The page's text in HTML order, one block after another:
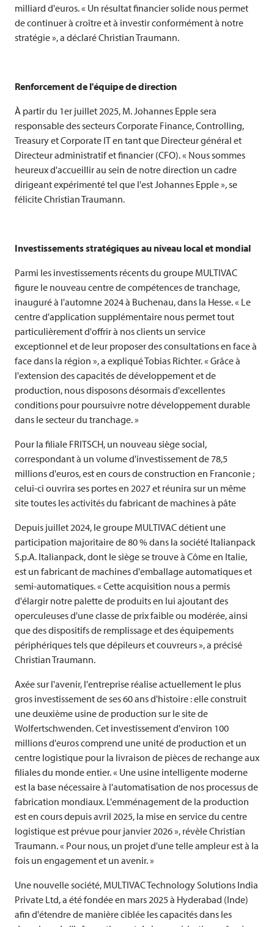
milliard d'euros. « Un résultat financier solide nous permet
de continuer à croître et à investir conformément à notre
stratégie », a déclaré Christian Traumann.
Renforcement de l'équipe de direction
À partir du 1er juillet 2025, M. Johannes Epple sera
responsable des secteurs Corporate Finance, Controlling,
Treasury et Corporate IT en tant que Directeur général et
Directeur administratif et financier (CFO). « Nous sommes
heureux d'accueillir au sein de notre direction un cadre
dirigeant expérimenté tel que l'est Johannes Epple », se
félicite Christian Traumann.
Investissements stratégiques au niveau local et mondial
Parmi les investissements récents du groupe MULTIVAC
figure le nouveau centre de compétences de tranchage,
inauguré à l'automne 2024 à Buchenau, dans la Hesse. « Le
centre d'application supplémentaire nous permet tout
particulièrement d'offrir à nos clients un service
exceptionnel et de leur proposer des consultations en face à
face dans la région », a expliqué Tobias Richter. « Grâce à
l'extension des capacités de développement et de
production, nous disposons désormais d'excellentes
conditions pour poursuivre notre développement durable
dans le secteur du tranchage. »
Pour la filiale FRITSCH, un nouveau siège social,
correspondant à un volume d'investissement de 78,5
millions d'euros, est en cours de construction en Franconie ;
celui-ci ouvrira ses portes en 2027 et réunira sur un même
site toutes les activités du fabricant de machines à pâte
Depuis juillet 2024, le groupe MULTIVACdétient une
participation majoritaire de 80 % dans la société Italianpack
S.p.A. Italianpack, dont le siège se trouve à Côme en Italie,
est un fabricant de machines d'emballage automatiques et
semi-automatiques. « Cette acquisition nous a permis
d'élargir notre palette de produits en lui ajoutant des
operculeuses d'une classe de prix faible ou modérée, ainsi
que des dispositifs de remplissage et des équipements
périphériques tels que dépileurs et couvreurs », a précisé
Christian Traumann.
Axée sur l'avenir, l'entreprise réalise actuellement le plus
gros investissement de ses 60 ans d'histoire : elle construit
une deuxième usine de production sur le site de
Wolfertschwenden. Cet investissement d'environ 100
millions d'euros comprend une unité de production et un
centre logistique pour la livraison de pièces de rechange aux
filiales du monde entier. « Une usine intelligente moderne
est la base nécessaire à l'automatisation de nos processus de
fabrication mondiaux. L'emménagement de la production
est en cours depuis avril 2025, la mise en service du centre
logistique est prévue pour janvier 2026 », révèle Christian
Traumann. « Pour nous, un projet d'une telle ampleur est à la
fois un engagement et un avenir. »
Une nouvelle société, MULTIVACTechnology Solutions India
Private Ltd, a été fondée en mars 2025 à Hyderabad (Inde)
afin d'étendre de manière ciblée les capacités dans les